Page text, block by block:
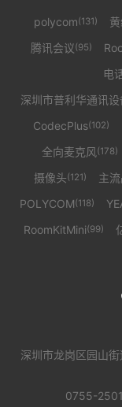
polycom(131)
腾讯会议(95)
电
深圳市普利华通讯
CodecPlus(102)
全向麦克风 (178)
摄像头(121) 主
POLYCOM(118)
RoomKitMini(99)
深圳市龙岗区园山
0755-